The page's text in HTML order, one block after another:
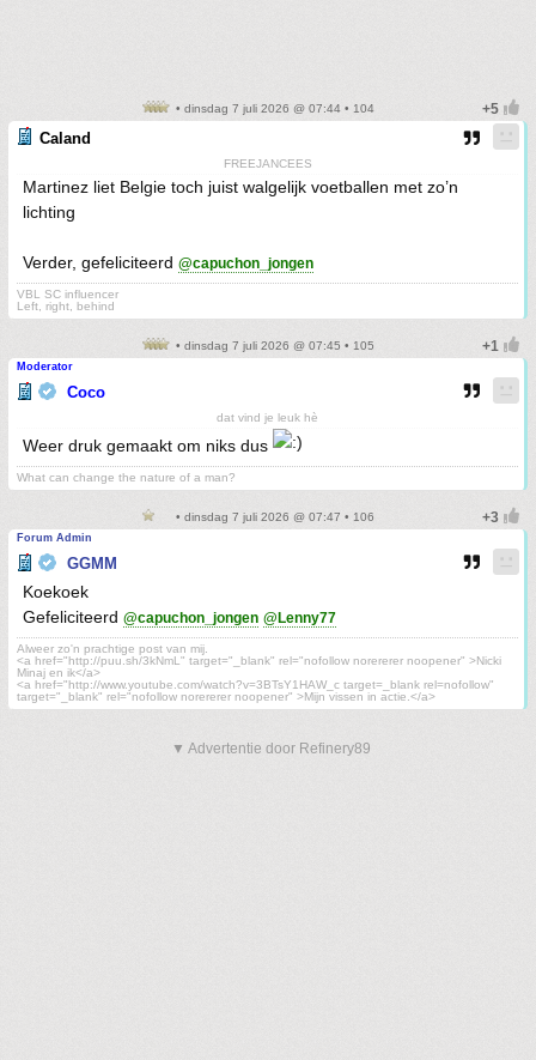
• dinsdag 7 juli 2026 @ 07:44 • 104
Caland
FREEJANCEES
Martinez liet Belgie toch juist walgelijk voetballen met zo’n
lichting
Verder, gefeliciteerd @capuchon_jongen
VBL SC influencer
Left, right, behind
• dinsdag 7 juli 2026 @ 07:45 • 105
Moderator
Coco
dat vind je leuk hè
Weer druk gemaakt om niks dus
What can change the nature of a man?
• dinsdag 7 juli 2026 @ 07:47 • 106
Forum Admin
GGMM
Koekoek
Gefeliciteerd @capuchon_jongen @Lenny77
Alweer zo'n prachtige post van mij.
<a href="http://puu.sh/3kNmL" target="_blank" rel="nofollow norererer noopener" >Nicki
Minaj en ik</a>
<a href="http://www.youtube.com/watch?v=3BTsY1HAW_c target=_blank rel=nofollow"
target="_blank" rel="nofollow norererer noopener" >Mijn vissen in actie.</a>
▼ Advertentie door Refinery89